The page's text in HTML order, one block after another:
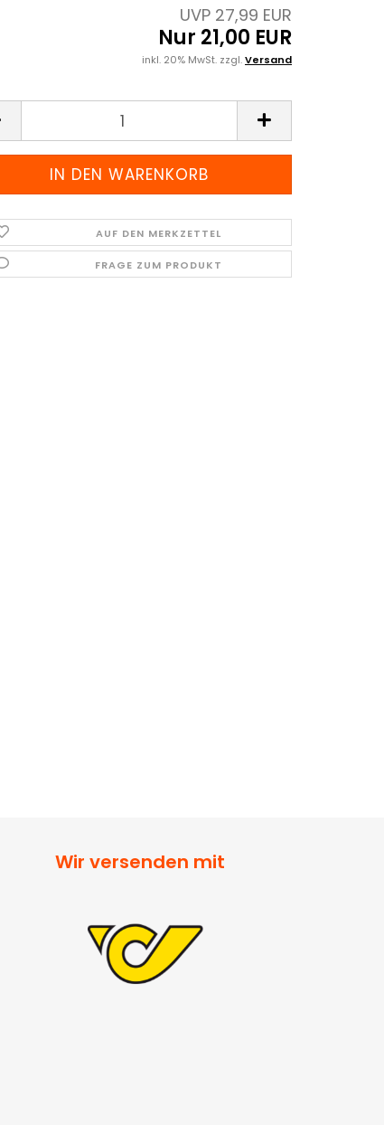
UVP 27,99 EUR
Nur 21,00 EUR
inkl. 20% MwSt. zzgl.Versand
AUF DEN MERKZETTEL
FRAGE ZUM PRODUKT
Wir versenden mit